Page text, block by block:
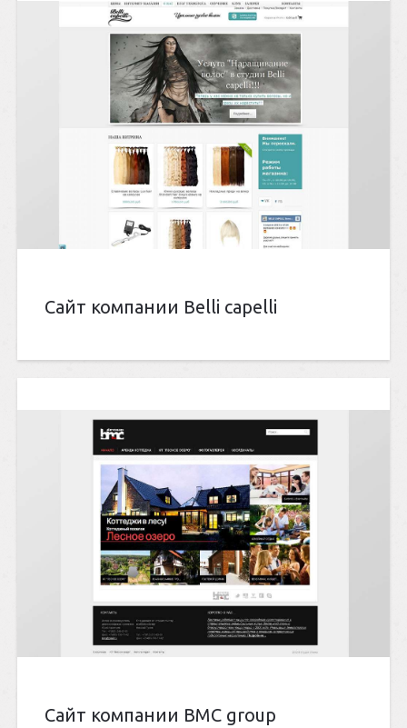
Сайт компании Belli capelli
Сайт компании BMC group